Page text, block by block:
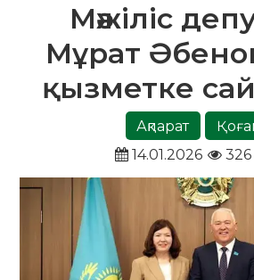
Мәжіліс
Мұрат
қызметке
Ақпарат
14.01.2026
326